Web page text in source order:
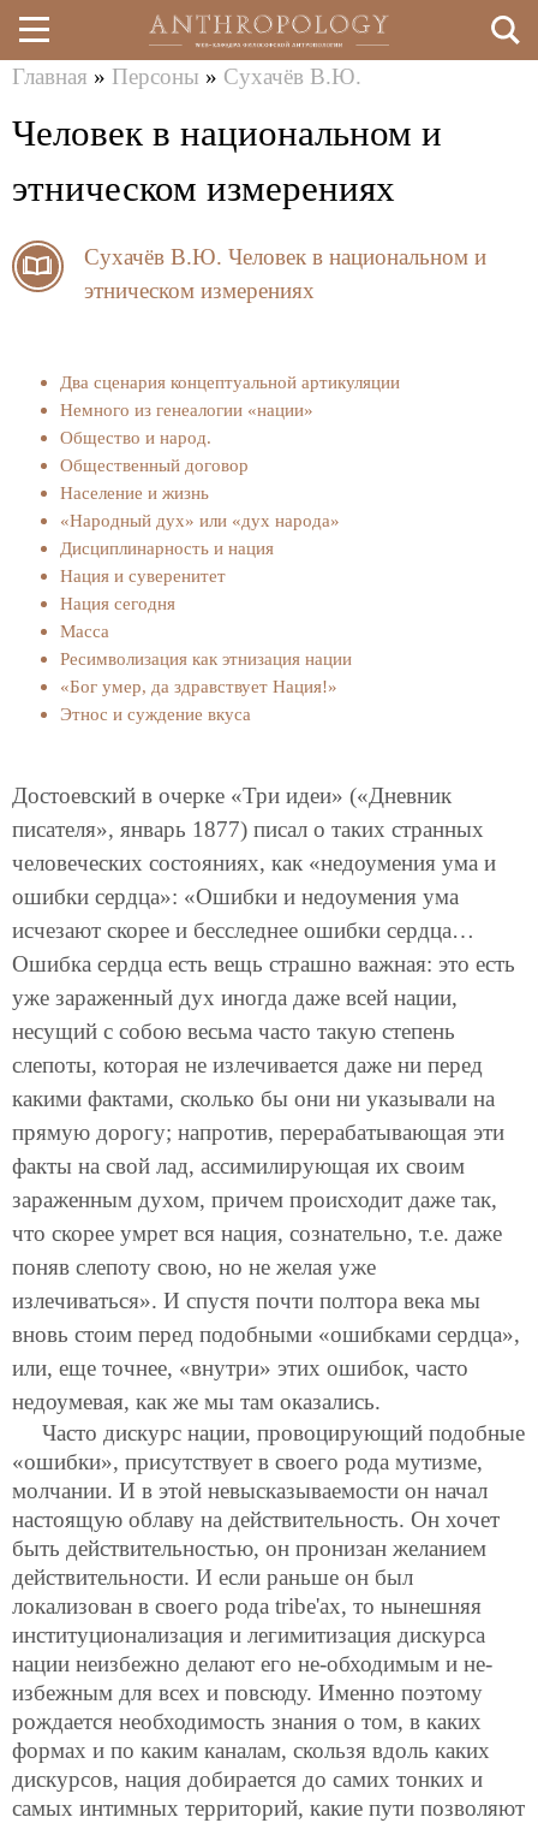
Перейти
к
здесь
Главная » Персоны » Сухачёв В.Ю.
Человек в национальном и
этническом измерениях
Сухачёв В.Ю. Человек в национальном и
этническом измерениях
Два сценария концептуальной артикуляции
Немного из генеалогии «нации»
Общество и народ.
Общественный договор
Население и жизнь
«Народный дух» или «дух народа»
Дисциплинарность и нация
Нация и суверенитет
Нация сегодня
Масса
Ресимволизация как этнизация нации
«Бог умер, да здравствует Нация!»
Этнос и суждение вкуса
Достоевский в очерке «Три идеи» («Дневник
писателя», январь 1877) писал о таких странных
человеческих состояниях, как «недоумения ума и
ошибки сердца»: «Ошибки и недоумения ума
исчезают скорее и бесследнее ошибки сердца…
Ошибка сердца есть вещь страшно важная: это есть
уже зараженный дух иногда даже всей нации,
несущий с собою весьма часто такую степень
слепоты, которая не излечивается даже ни перед
какими фактами, сколько бы они ни указывали на
прямую дорогу; напротив, перерабатывающая эти
факты на свой лад, ассимилирующая их своим
зараженным духом, причем происходит даже так,
что скорее умрет вся нация, сознательно, т.е. даже
поняв слепоту свою, но не желая уже
излечиваться». И спустя почти полтора века мы
вновь стоим перед подобными «ошибками сердца»,
или, еще точнее, «внутри» этих ошибок, часто
недоумевая, как же мы там оказались.
Часто дискурс нации, провоцирующий подобные
«ошибки», присутствует в своего рода мутизме,
молчании. И в этой невысказываемости он начал
настоящую облаву на действительность. Он хочет
быть действительностью, он пронизан желанием
действительности. И если раньше он был
локализован в своего рода tribe'ах, то нынешняя
институционализация и легимитизация дискурса
нации неизбежно делают его не-обходимым и не-
избежным для всех и повсюду. Именно поэтому
рождается необходимость знания о том, в каких
формах и по каким каналам, скользя вдоль каких
дискурсов, нация добирается до самих тонких и
самых интимных территорий, какие пути позволяют